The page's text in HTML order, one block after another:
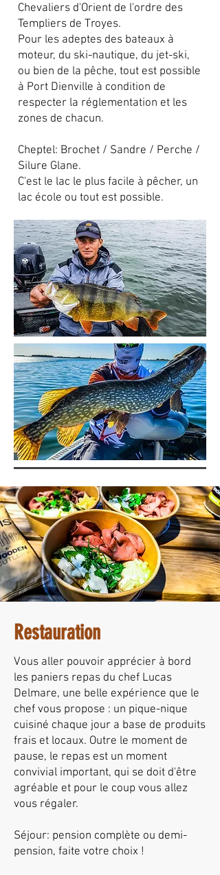
Chevaliers d'Orient de l'ordre des
Templiers de Troyes.
Pour les adeptes des bateaux à
moteur, du ski-nautique, du jet-ski,
ou bien de la pêche, tout est possible
à Port Dienville à condition de
respecter la réglementation et les
zones de chacun.
Cheptel: Brochet / Sandre / Perche /
Silure Glane.
C'est le lac le plus facile à pêcher, un
lac école ou tout est possible.
Restauration
Vous aller pouvoir apprécier à bord
les paniers repas du chef Lucas
Delmare, une belle expérience que le
chef vous propose : un pique-nique
cuisiné chaque jour a base de produits
frais et locaux. Outre le moment de
pause, le repas est un moment
convivial important, qui se doit d'être
agréable et pour le coup vous allez
vous régaler.
Séjour: pension complète ou demi-
pension, faite votre choix !